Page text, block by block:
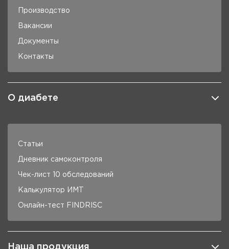
Производство
Вакансии
Документы
Контакты
О диабете
Статьи
Дневник самоконтроля
Чек-лист 10 обследований
Калькулятор ИМТ
Онлайн-тест FINDRISC
Наша продукция